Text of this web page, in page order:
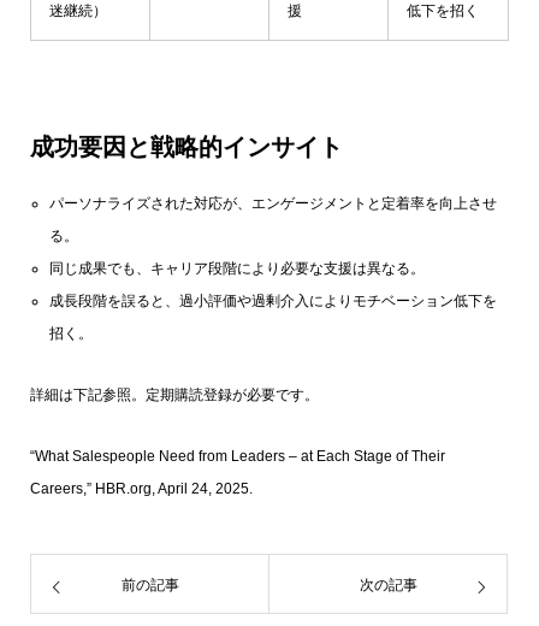
迷継続）
援
低下を招く
成功要因と戦略的インサイト
パーソナライズされた対応が、エンゲージメントと定着率を向上させ
る。
同じ成果でも、キャリア段階により必要な支援は異なる。
成長段階を誤ると、過小評価や過剰介入によりモチベーション低下を
招く。
詳細は下記参照。定期購読登録が必要です。
“What Salespeople Need from Leaders – at Each Stage of Their
Careers,” HBR.org, April 24, 2025.
前の記事 次の記事